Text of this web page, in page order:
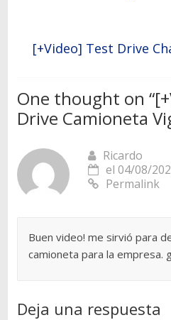
[+Video] Test Drive
One thought on “
Drive Camioneta
Ricardo
el 04/08/
Permalink
Buen video! me sirvió para
camioneta para la empresa.
Deja una respuesta